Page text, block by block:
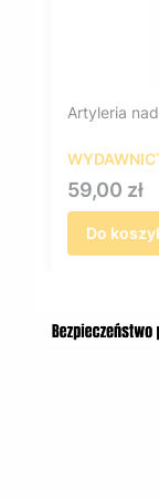
Artyleria
Cena
59,00 zł
Do